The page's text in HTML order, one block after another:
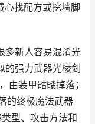
心找配方或挖墙脚
多新人容易混淆光
强力武器光棱剑
由装甲骷髅掉落；
的终极魔法武器
型、攻击方法和